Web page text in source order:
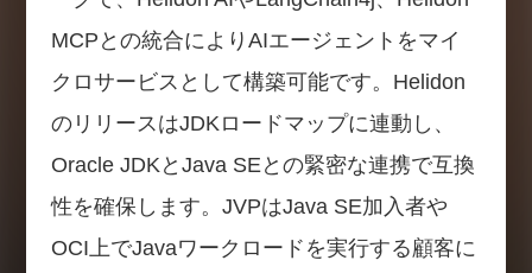
MCPとの統合によりAIエージェントをマイ
クロサービスとして構築可能です。Helidon
のリリースはJDKロードマップに連動し、
Oracle JDKとJava SEとの緊密な連携で互換
性を確保します。JVPはJava SE加入者や
OCI上でJavaワークロードを実行する顧客に